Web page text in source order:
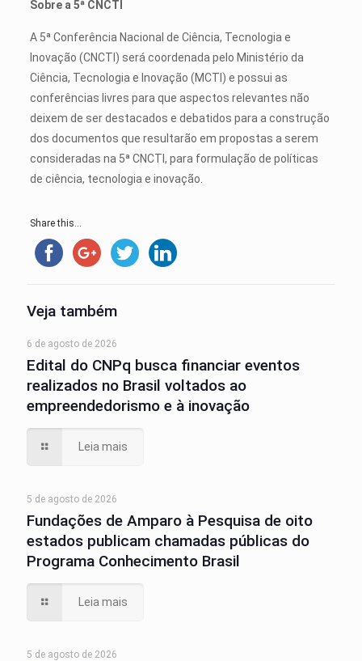
Sobre a 5ª CNCTI
A 5ª Conferência Nacional de Ciência, Tecnologia e
Inovação (CNCTI) será coordenada pelo Ministério da
Ciência, Tecnologia e Inovação (MCTI) e possui as
conferências livres para que aspectos relevantes não
deixem de ser destacados e debatidos para a construção
dos documentos que resultarão em propostas a serem
consideradas na 5ª CNCTI, para formulação de políticas
de ciência, tecnologia e inovação.
Share this...
Veja também
6 de agosto de 2026
Edital do CNPq busca financiar eventos
realizados no Brasil voltados ao
empreendedorismo e à inovação
Leia mais
5 de agosto de 2026
Fundações de Amparo à Pesquisa de oito
estados publicam chamadas públicas do
Programa Conhecimento Brasil
Leia mais
5 de agosto de 2026